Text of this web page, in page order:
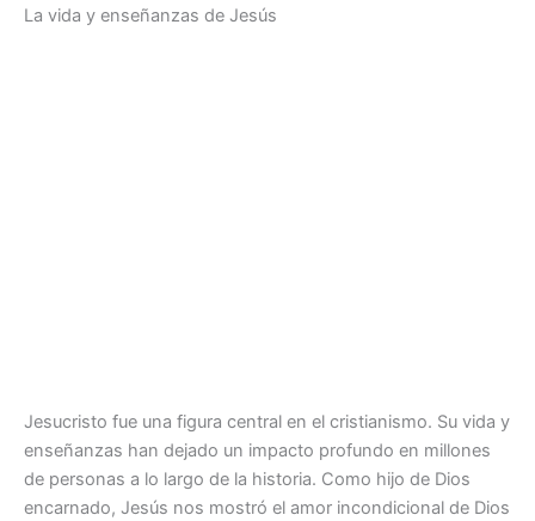
La vida y enseñanzas de Jesús
Jesucristo fue una figura central en el cristianismo. Su vida y
enseñanzas han dejado un impacto profundo en millones
de personas a lo largo de la historia. Como hijo de Dios
encarnado, Jesús nos mostró el amor incondicional de Dios